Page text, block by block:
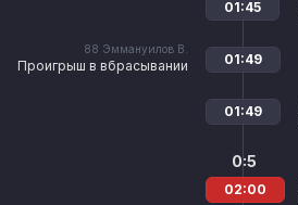
01:45
88 Эммануилов В.
Проигрыш в вбрасывании 01:49
01:49
0:5
02:00